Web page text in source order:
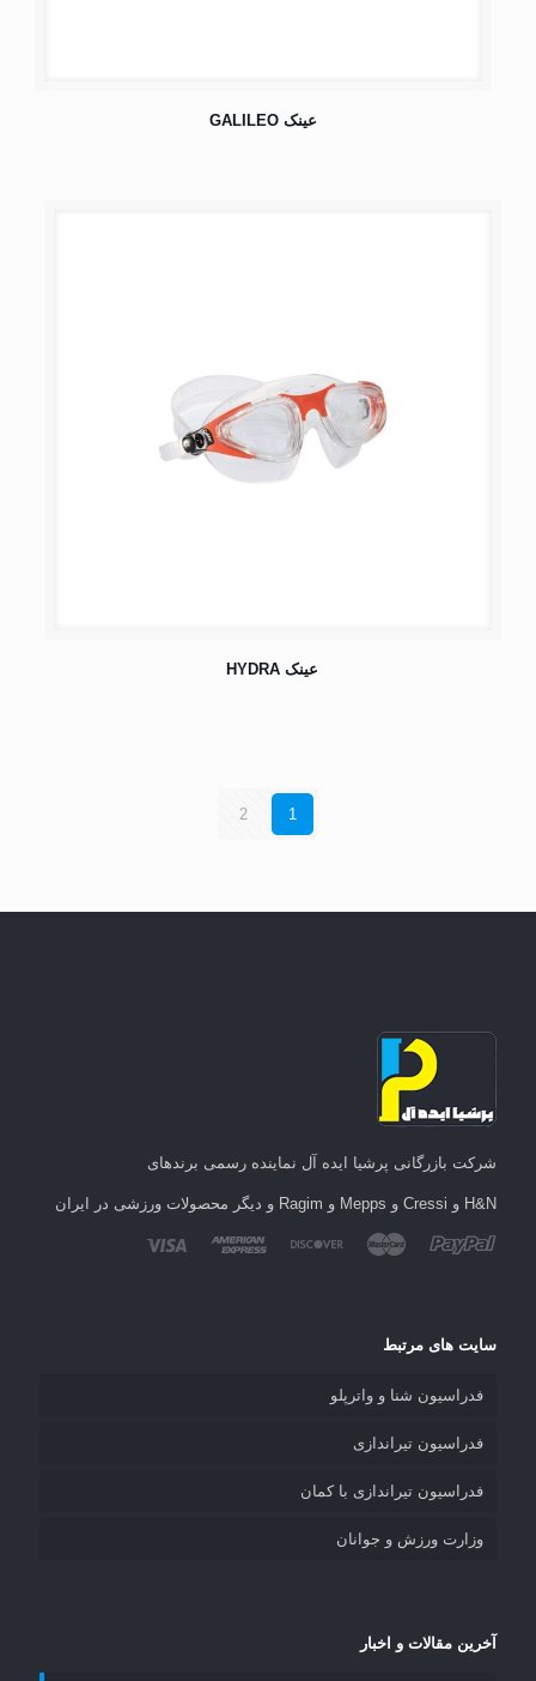
عینک GALILEO
عینک HYDRA
1
2
شرکت بازرگانی پرشیا ایده آل نماینده رسمی برندهای
H&N و Cressi و Mepps و Ragim و دیگر محصولات ورزشی در ایران
سایت های مرتبط
فدراسیون شنا و واترپلو
فدراسیون تیراندازی
فدراسیون تیراندازی با کمان
وزارت ورزش و جوانان
آخرین مقالات و اخبار